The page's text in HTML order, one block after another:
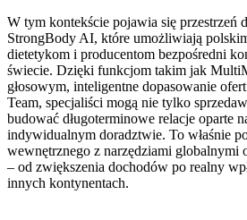
W tym kontekście pojawia się przestrzeń
StrongBody AI, które umożliwiają
dietetykom i producentom bezpośredni
świecie. Dzięki funkcjom takim jak
głosowym, inteligentne dopasowanie
Team, specjaliści mogą nie tylko
budować długoterminowe relacje oparte
indywidualnym doradztwie. To właśnie
wewnętrznego z narzędziami globalnymi
– od zwiększenia dochodów po realny
innych kontynentach.